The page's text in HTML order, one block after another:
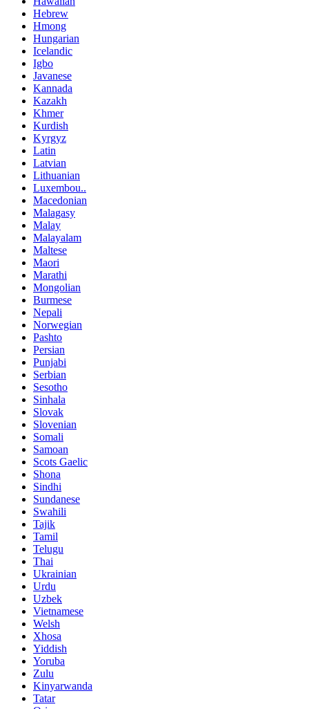
Hebrew
Hmong
Hungarian
Icelandic
Igbo
Javanese
Kannada
Kazakh
Khmer
Kurdish
Kyrgyz
Latin
Latvian
Lithuanian
Luxembou..
Macedonian
Malagasy
Malay
Malayalam
Maltese
Maori
Marathi
Mongolian
Burmese
Nepali
Norwegian
Pashto
Persian
Punjabi
Serbian
Sesotho
Sinhala
Slovak
Slovenian
Somali
Samoan
Scots Gaelic
Shona
Sindhi
Sundanese
Swahili
Tajik
Tamil
Telugu
Thai
Ukrainian
Urdu
Uzbek
Vietnamese
Welsh
Xhosa
Yiddish
Yoruba
Zulu
Kinyarwanda
Tatar